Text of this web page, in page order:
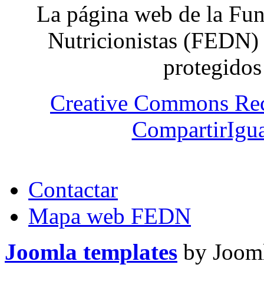
La página web de la
Nutricionistas (FEDN)
Creative Commons
Contactar
Mapa web FEDN
Joomla templates by